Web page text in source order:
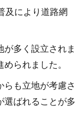
及により道路網
多く設立されま
られました。
も立地が考慮さ
選ばれることが多